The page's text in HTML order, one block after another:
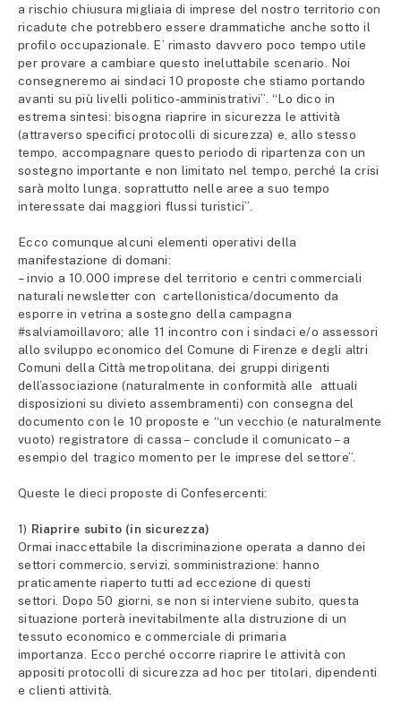
a rischio chiusura migliaia di imprese del nostro territorio con
ricadute che potrebbero essere drammatiche anche sotto il
profilo occupazionale. E’ rimasto davvero poco tempo utile
per provare a cambiare questo ineluttabile scenario. Noi
consegneremo ai sindaci 10 proposte che stiamo portando
avanti su più livelli politico-amministrativi”. “Lo dico in
estrema sintesi: bisogna riaprire in sicurezza le attività
(attraverso specifici protocolli di sicurezza) e, allo stesso
tempo, accompagnare questo periodo di ripartenza con un
sostegno importante e non limitato nel tempo, perché la crisi
sarà molto lunga, soprattutto nelle aree a suo tempo
interessate dai maggiori flussi turistici”.
Ecco comunque alcuni elementi operativi della
manifestazione di domani:
– invio a 10.000 imprese del territorio e centri commerciali
naturali newsletter con cartellonistica/documento da
esporre in vetrina a sostegno della campagna
#salviamoillavoro; alle 11 incontro con i sindaci e/o assessori
allo sviluppo economico del Comune di Firenze e degli altri
Comuni della Città metropolitana, dei gruppi dirigenti
dell’associazione (naturalmente in conformità alle attuali
disposizioni su divieto assembramenti) con consegna del
documento con le 10 proposte e “un vecchio (e naturalmente
vuoto) registratore di cassa – conclude il comunicato – a
esempio del tragico momento per le imprese del settore”.
Queste le dieci proposte di Confesercenti:
1) Riaprire subito (in sicurezza)
Ormai inaccettabile la discriminazione operata a danno dei
settori commercio, servizi, somministrazione: hanno
praticamente riaperto tutti ad eccezione di questi
settori. Dopo 50 giorni, se non si interviene subito, questa
situazione porterà inevitabilmente alla distruzione di un
tessuto economico e commerciale di primaria
importanza. Ecco perché occorre riaprire le attività con
appositi protocolli di sicurezza ad hoc per titolari, dipendenti
e clienti attività.